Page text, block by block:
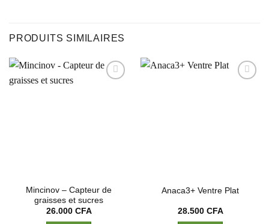
PRODUITS SIMILAIRES
Mincinov – Capteur de
graisses et sucres
26.000 CFA
Anaca3+ Ventre Plat
28.500 CFA